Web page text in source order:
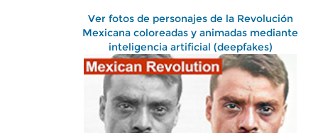
Ver fotos de personajes de la Revolución
Mexicana coloreadas y animadas mediante
inteligencia artificial (deepfakes)